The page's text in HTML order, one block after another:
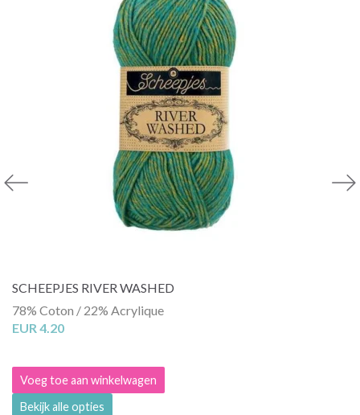
SCHEEPJES RIVER WASHED
78% Coton / 22% Acrylique
EUR 4.20
Voeg toe aan winkelwagen
Bekijk alle opties